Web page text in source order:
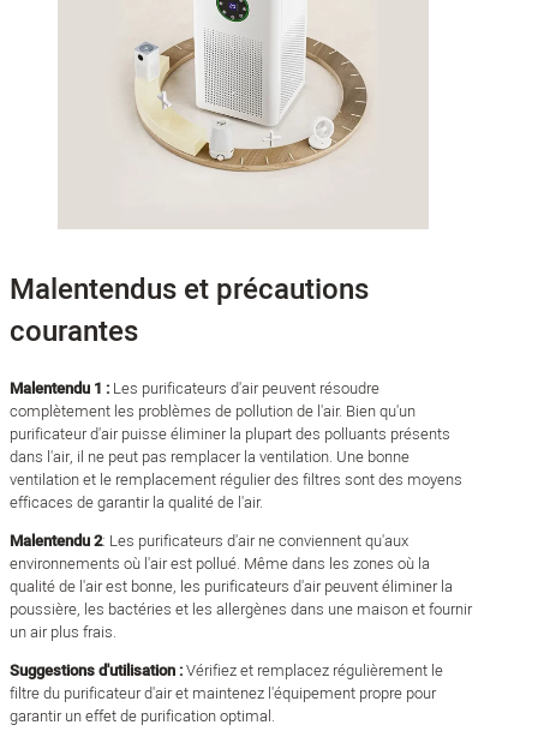
Malentendus et précautions
courantes
Malentendu 1 :Les purificateurs d'air peuvent résoudre
complètement les problèmes de pollution de l'air. Bien qu'un
purificateur d'air puisse éliminer la plupart des polluants présents
dans l'air, il ne peut pas remplacer la ventilation. Une bonne
ventilation et le remplacement régulier des filtres sont des moyens
efficaces de garantir la qualité de l'air.
Malentendu 2: Les purificateurs d'air ne conviennent qu'aux
environnements où l'air est pollué. Même dans les zones où la
qualité de l'air est bonne, les purificateurs d'air peuvent éliminer la
poussière, les bactéries et les allergènes dans une maison et fournir
un air plus frais.
Suggestions d'utilisation :Vérifiez et remplacez régulièrement le
filtre du purificateur d'air et maintenez l'équipement propre pour
garantir un effet de purification optimal.